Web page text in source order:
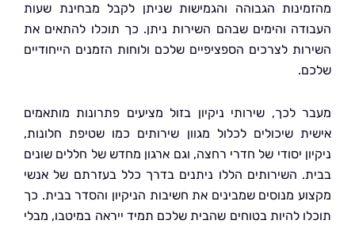
הגבוהה והגמישות שניתן לקבל מבחינת שעות
והימים שבהם השירות ניתן. כך תוכלו להתאים את
לצרכים הספציפיים שלכם ולוחות הזמנים הייחודיים
לכך, שירותי ניקיון בזול מציעים פתרונות מותאמים
שיכולים לכלול מגוון שירותים כמו שטיפת חלונות,
יסודי של חדרי רחצה, וגם ארגון מחדש של חללים שונים
השירותים הללו ניתנים בדרך כלל בעזרתם של אנשי
מנוסים שמבינים את חשיבות הניקיון והסדר בבית. כך
להיות בטוחים שהבית שלכם תמיד ייראה במיטבו, מבלי